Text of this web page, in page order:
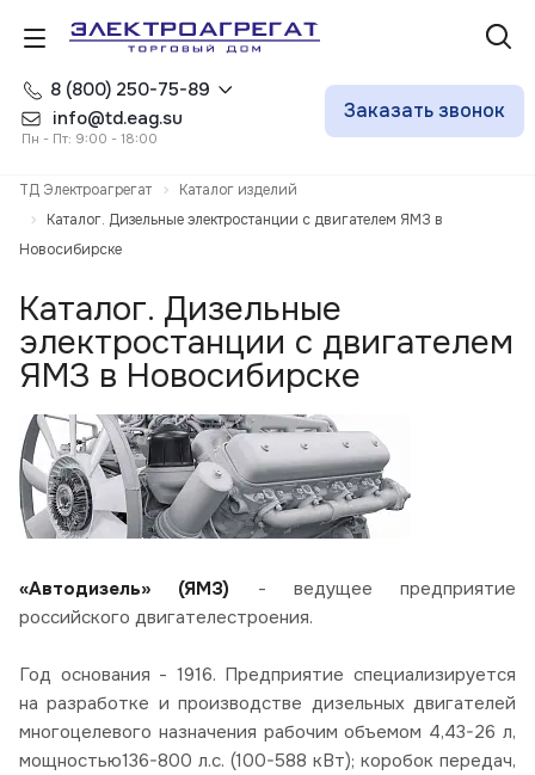
8 (800) 250-75-89
info@td.eag.su
Пн - Пт: 9:00 - 18:00
Заказать звонок
ТД Электроагрегат
Каталог изделий
Каталог. Дизельные электростанции с двигателем ЯМЗ в
Новосибирске
Каталог. Дизельные
электростанции с двигателем
ЯМЗ в Новосибирске
«Автодизель» (ЯМЗ) - ведущее предприятие
российского двигателестроения.
Год основания - 1916. Предприятие специализируется
на разработке и производстве дизельных двигателей
многоцелевого назначения рабочим объемом 4,43-26 л,
мощностью136-800 л.с. (100-588 кВт); коробок передач,